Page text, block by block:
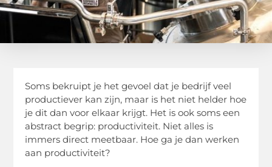
Soms bekruipt je het gevoel dat je bedrijf veel
productiever kan zijn, maar is het niet helder hoe
je dit dan voor elkaar krijgt. Het is ook soms een
abstract begrip: productiviteit. Niet alles is
immers direct meetbaar. Hoe ga je dan werken
aan productiviteit?